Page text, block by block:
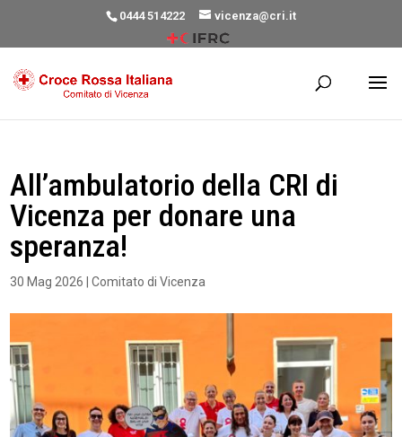
0444 514222 vicenza@cri.it
All’ambulatorio della CRI di
Vicenza per donare una
speranza!
30 Mag 2026 |Comitato di Vicenza